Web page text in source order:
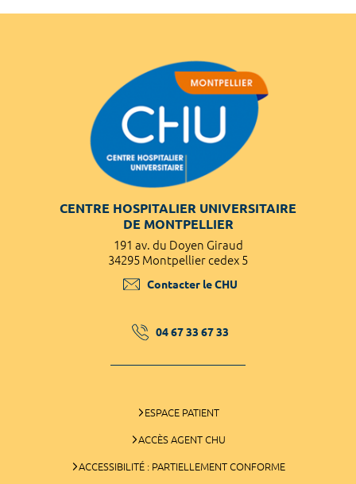
CENTRE HOSPITALIER UNIVERSITAIRE
DE MONTPELLIER
191 av. du Doyen Giraud
34295 Montpellier cedex 5
Contacter le CHU
04 67 33 67 33
ESPACE PATIENT
ACCÈS AGENT CHU
ACCESSIBILITÉ : PARTIELLEMENT CONFORME